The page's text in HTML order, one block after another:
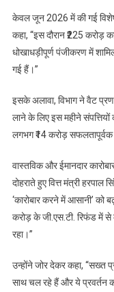
केवल जून 2026 में की गई विशेष
कहा, “इस दौरान ₹225 करोड़
धोखाधड़ीपूर्ण पंजीकरण में
गई हैं।”
इसके अलावा, विभाग ने वैट
लाने के लिए इस महीने
लगभग ₹14 करोड़ सफलतापूर्वक
वास्तविक और ईमानदार
दोहराते हुए वित्त मंत्री हरपाल
‘कारोबार करने में आसानी’ को
करोड़ के जी.एस.टी. रिफंड में से
रहा।”
उन्होंने जोर देकर कहा, “सख्त
साथ चल रहे हैं और ये प्रवर्तन